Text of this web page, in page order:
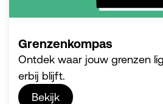
Grenzenkompas
Ontdek waar jouw grenzen
erbij blijft.
Bekijk